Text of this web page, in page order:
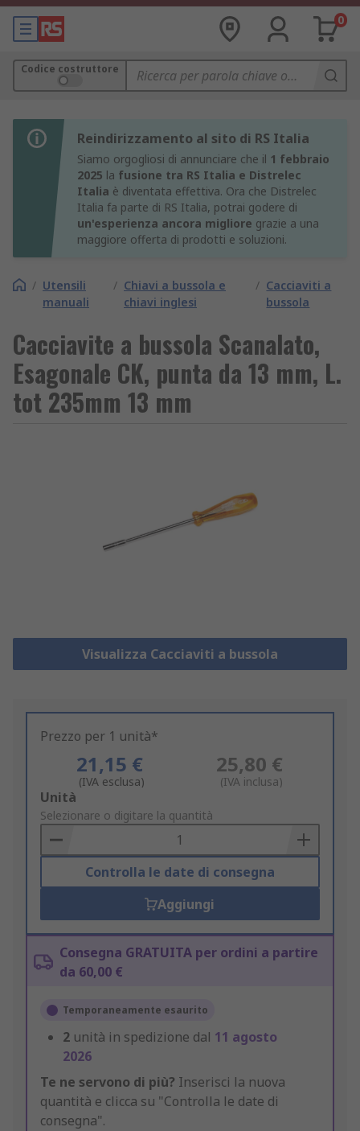
0
Codice costruttore
Reindirizzamento al sito di RS Italia
Siamo orgogliosi di annunciare che il 1 febbraio
2025 la fusione tra RS Italia e Distrelec
Italia è diventata effettiva. Ora che Distrelec
Italia fa parte di RS Italia, potrai godere di
un'esperienza ancora migliore grazie a una
maggiore offerta di prodotti e soluzioni.
/ Utensili
manuali
/ Chiavi a bussola e
chiavi inglesi
/ Cacciaviti a
bussola
Cacciavite a bussola Scanalato,
Esagonale CK, punta da 13 mm, L.
tot 235mm 13 mm
Visualizza Cacciaviti a bussola
Prezzo per 1 unità*
21,15 €
(IVA esclusa)
25,80 €
(IVA inclusa)
Add
to
Basket
Unità
Selezionare o digitare la quantità
Controlla le date di consegna
Aggiungi
Consegna GRATUITA per ordini a partire
da 60,00 €
Temporaneamente esaurito
2 unità in spedizione dal 11 agosto
2026
Te ne servono di più? Inserisci la nuova
quantità e clicca su "Controlla le date di
consegna".